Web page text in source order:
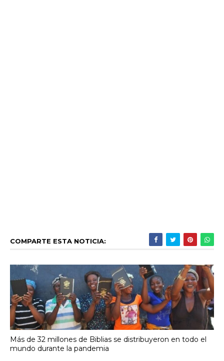
COMPARTE ESTA NOTICIA:
Más de 32 millones de Biblias se distribuyeron en todo el
mundo durante la pandemia